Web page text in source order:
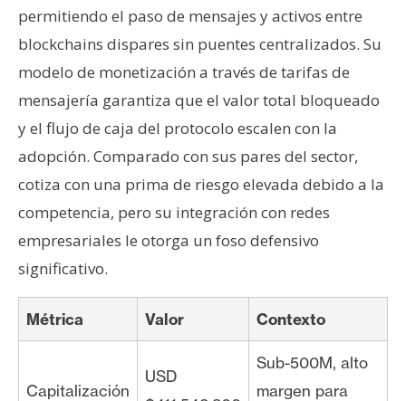
permitiendo el paso de mensajes y activos entre
blockchains dispares sin puentes centralizados. Su
modelo de monetización a través de tarifas de
mensajería garantiza que el valor total bloqueado
y el flujo de caja del protocolo escalen con la
adopción. Comparado con sus pares del sector,
cotiza con una prima de riesgo elevada debido a la
competencia, pero su integración con redes
empresariales le otorga un foso defensivo
significativo.
Métrica Valor Contexto
Capitalización
USD
Sub-500M, alto
margen para